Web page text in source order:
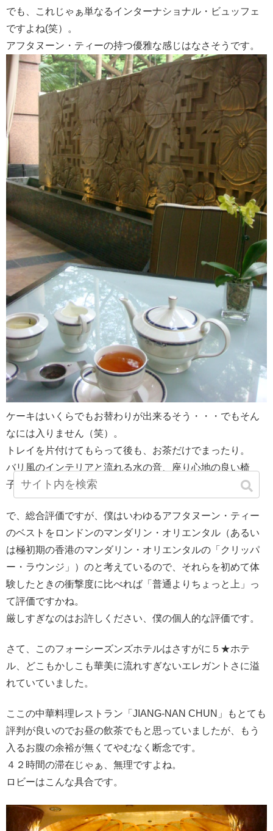
でも、これじゃぁ単なるインターナショナル・ビュッフェ
ですよね(笑）。
アフタヌーン・ティーの持つ優雅な感じはなさそうです。
ケーキはいくらでもお替わりが出来るそう・・・でもそん
なには入りません（笑）。
トレイを片付けてもらって後も、お茶だけでまったり。
バリ風のインテリアと流れる水の音、座り心地の良い椅
子・・・実にリラックスした時間が流れました。
で、総合評価ですが、僕はいわゆるアフタヌーン・ティー
のベストをロンドンのマンダリン・オリエンタル（あるい
は極初期の香港のマンダリン・オリエンタルの「クリッパ
ー・ラウンジ」）のと考えているので、それらを初めて体
験したときの衝撃度に比べれば「普通よりちょっと上」っ
て評価ですかね。
厳しすぎなのはお許しください、僕の個人的な評価です。
さて、このフォーシーズンズホテルはさすがに５★ホテ
ル、どこもかしこも華美に流れすぎないエレガントさに溢
れていていました。
ここの中華料理レストラン「JIANG-NAN CHUN」もとても
評判が良いのでお昼の飲茶でもと思っていましたが、もう
入るお腹の余裕が無くてやむなく断念です。
４２時間の滞在じゃぁ、無理ですよね。
ロビーはこんな具合です。